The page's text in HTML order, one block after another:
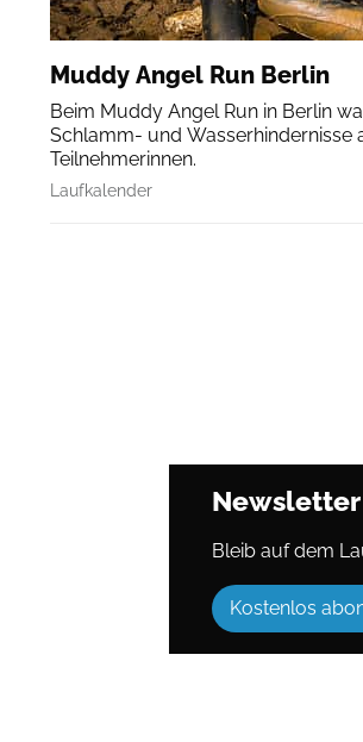
Muddy Angel Run Berlin
Beim Muddy Angel Run in Berlin
Schlamm- und Wasserhindernisse
Teilnehmerinnen.
Laufkalender
Newsletter
Bleib auf dem
Kostenlos